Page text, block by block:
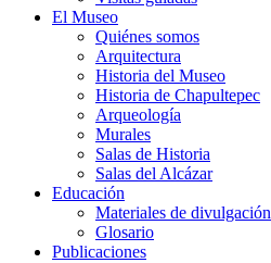
El Museo
Quiénes somos
Arquitectura
Historia del Museo
Historia de Chapultepec
Arqueología
Murales
Salas de Historia
Salas del Alcázar
Educación
Materiales de divulgación
Glosario
Publicaciones